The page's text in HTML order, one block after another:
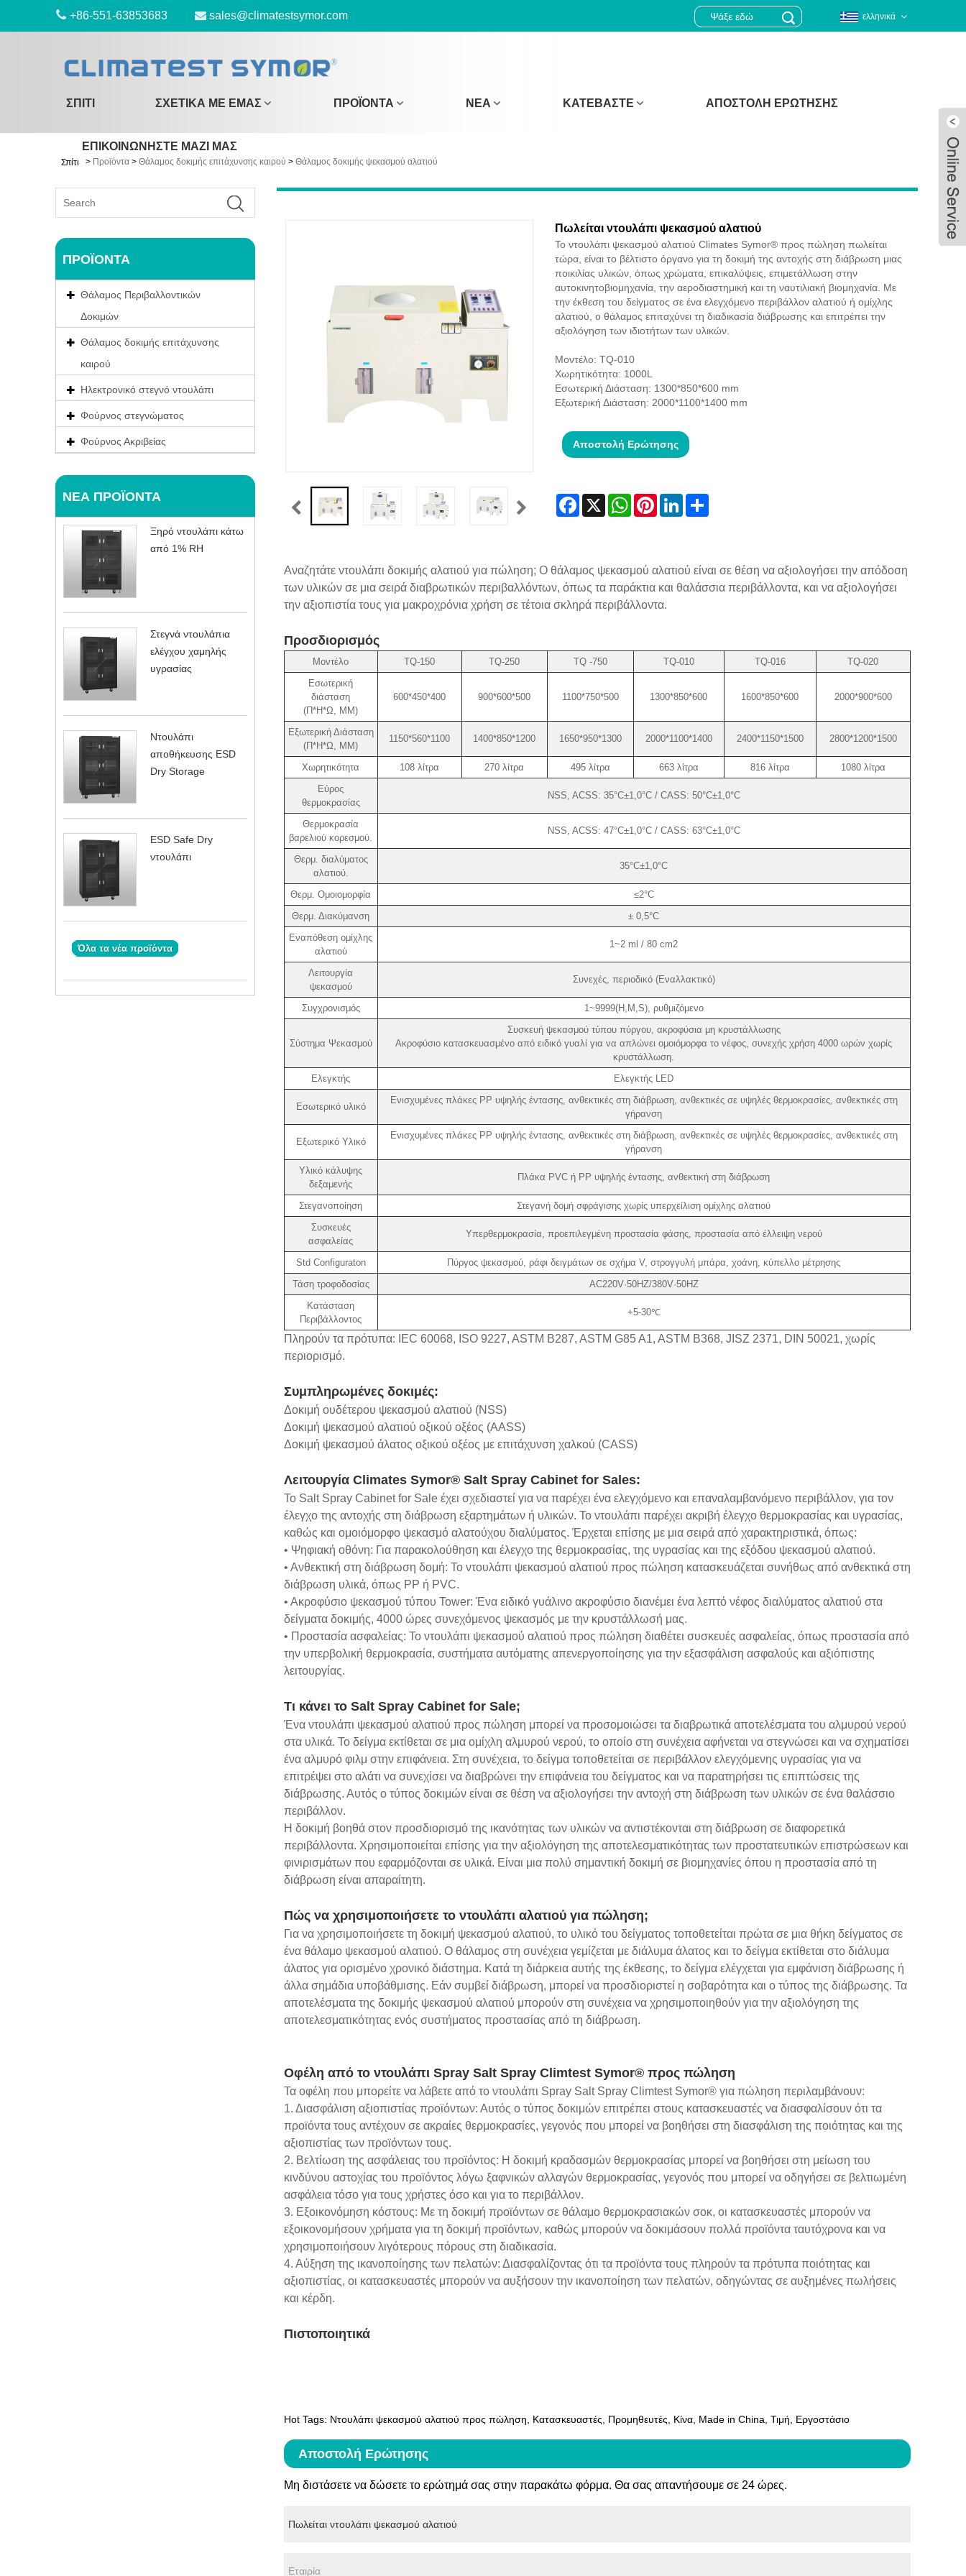
+86-551-63853683 sales@climatestsymor.com ελληνικά
ΣΠΊΤΙ ΣΧΕΤΙΚΆ ΜΕ ΕΜΆΣ ΠΡΟΪΌΝΤΑ ΝΈΑ ΚΑΤΕΒΆΣΤΕ ΑΠΟΣΤΟΛΉ ΕΡΏΤΗΣΗΣ
ΕΠΙΚΟΙΝΩΝΉΣΤΕ ΜΑΖΊ ΜΑΣ
Σπίτι > Προϊόντα > Θάλαμος δοκιμής επιτάχυνσης καιρού > Θάλαμος δοκιμής ψεκασμού αλατιού
ΠΡΟΪΌΝΤΑ
Θάλαμος Περιβαλλοντικών
Δοκιμών
Θάλαμος δοκιμής επιτάχυνσης
καιρού
Ηλεκτρονικό στεγνό ντουλάπι
Φούρνος στεγνώματος
Φούρνος Ακριβείας
ΝΈΑ ΠΡΟΪΌΝΤΑ
Ξηρό ντουλάπι κάτω
από 1% RH
Στεγνά ντουλάπια
ελέγχου χαμηλής
υγρασίας
Ντουλάπι
αποθήκευσης ESD
Dry Storage
ESD Safe Dry
ντουλάπι
Όλα τα νέα προϊόντα
Πωλείται ντουλάπι ψεκασμού αλατιού
Το ντουλάπι ψεκασμού αλατιού Climates Symor® προς πώληση πωλείται
τώρα, είναι το βέλτιστο όργανο για τη δοκιμή της αντοχής στη διάβρωση μιας
ποικιλίας υλικών, όπως χρώματα, επικαλύψεις, επιμετάλλωση στην
αυτοκινητοβιομηχανία, την αεροδιαστημική και τη ναυτιλιακή βιομηχανία. Με
την έκθεση του δείγματος σε ένα ελεγχόμενο περιβάλλον αλατιού ή ομίχλης
αλατιού, ο θάλαμος επιταχύνει τη διαδικασία διάβρωσης και επιτρέπει την
αξιολόγηση των ιδιοτήτων των υλικών.
Μοντέλο: TQ-010
Χωρητικότητα: 1000L
Εσωτερική Διάσταση: 1300*850*600 mm
Εξωτερική Διάσταση: 2000*1100*1400 mm
Αποστολή Ερώτησης
Facebook
X WhatsAppPinterestLinkedInShare
Αναζητάτε ντουλάπι δοκιμής αλατιού για πώληση; Ο θάλαμος ψεκασμού αλατιού είναι σε θέση να αξιολογήσει την απόδοση
των υλικών σε μια σειρά διαβρωτικών περιβαλλόντων, όπως τα παράκτια και θαλάσσια περιβάλλοντα, και να αξιολογήσει
την αξιοπιστία τους για μακροχρόνια χρήση σε τέτοια σκληρά περιβάλλοντα.
Προσδιορισμός
Μοντέλο TQ-150 TQ-250 TQ -750 TQ-010 TQ-016
TQ-020
Εσωτερική
διάσταση
(Π*Η*Ω, ΜΜ)
600*450*400 900*600*500 1100*750*500 1300*850*600 1600*850*600 2000*900*600
Εξωτερική Διάσταση
(Π*Η*Ω, ΜΜ)
1150*560*1100 1400*850*1200 1650*950*1300 2000*1100*1400 2400*1150*1500 2800*1200*1500
Χωρητικότητα 108 λίτρα 270 λίτρα 495 λίτρα 663 λίτρα 816 λίτρα
1080 λίτρα
Εύρος
θερμοκρασίας
NSS, ACSS: 35°C±1,0°C / CASS: 50°C±1,0°C
Θερμοκρασία
βαρελιού κορεσμού.
NSS, ACSS: 47°C±1,0°C / CASS: 63°C±1,0°C
Θερμ. διαλύματος
αλατιού.
35°C±1,0°C
Θερμ. Ομοιομορφία
≤2°C
Θερμ. Διακύμανση
± 0,5°C
Εναπόθεση ομίχλης
αλατιού
1~2 ml / 80 cm2
Λειτουργία
ψεκασμού
Συνεχές, περιοδικό (Εναλλακτικό)
Συγχρονισμός 1~9999(H,M,S), ρυθμιζόμενο
Σύστημα Ψεκασμού
Συσκευή ψεκασμού τύπου πύργου, ακροφύσια μη κρυστάλλωσης
Ακροφύσιο κατασκευασμένο από ειδικό γυαλί για να απλώνει ομοιόμορφα το νέφος, συνεχής χρήση 4000 ωρών χωρίς
κρυστάλλωση.
Ελεγκτής
Ελεγκτής LED
Εσωτερικό υλικό
Ενισχυμένες πλάκες PP υψηλής έντασης, ανθεκτικές στη διάβρωση, ανθεκτικές σε υψηλές θερμοκρασίες, ανθεκτικές στη
γήρανση
Εξωτερικό Υλικό
Ενισχυμένες πλάκες PP υψηλής έντασης, ανθεκτικές στη διάβρωση, ανθεκτικές σε υψηλές θερμοκρασίες, ανθεκτικές στη
γήρανση
Υλικό κάλυψης
δεξαμενής
Πλάκα PVC ή PP υψηλής έντασης, ανθεκτική στη διάβρωση
Στεγανοποίηση
Στεγανή δομή σφράγισης χωρίς υπερχείλιση ομίχλης αλατιού
Συσκευές
ασφαλείας
Υπερθερμοκρασία, προεπιλεγμένη προστασία φάσης, προστασία από έλλειψη νερού
Std Configuraton
Πύργος ψεκασμού, ράφι δειγμάτων σε σχήμα V, στρογγυλή μπάρα, χοάνη, κύπελλο μέτρησης
Τάση τροφοδοσίας
AC220V·50HZ/380V·50HZ
Κατάσταση
Περιβάλλοντος
+5-30℃
Πληρούν τα πρότυπα: IEC 60068, ISO 9227, ASTM B287, ASTM G85 A1, ASTM B368, JISZ 2371, DIN 50021, χωρίς
περιορισμό.
Συμπληρωμένες δοκιμές:
Δοκιμή ουδέτερου ψεκασμού αλατιού (NSS)
Δοκιμή ψεκασμού αλατιού οξικού οξέος (AASS)
Δοκιμή ψεκασμού άλατος οξικού οξέος με επιτάχυνση χαλκού (CASS)
Λειτουργία Climates Symor® Salt Spray Cabinet for Sales:
Το Salt Spray Cabinet for Sale έχει σχεδιαστεί για να παρέχει ένα ελεγχόμενο και επαναλαμβανόμενο περιβάλλον, για τον
έλεγχο της αντοχής στη διάβρωση εξαρτημάτων ή υλικών. Το ντουλάπι παρέχει ακριβή έλεγχο θερμοκρασίας και υγρασίας,
καθώς και ομοιόμορφο ψεκασμό αλατούχου διαλύματος. Έρχεται επίσης με μια σειρά από χαρακτηριστικά, όπως:
• Ψηφιακή οθόνη: Για παρακολούθηση και έλεγχο της θερμοκρασίας, της υγρασίας και της εξόδου ψεκασμού αλατιού.
• Ανθεκτική στη διάβρωση δομή: Το ντουλάπι ψεκασμού αλατιού προς πώληση κατασκευάζεται συνήθως από ανθεκτικά στη
διάβρωση υλικά, όπως PP ή PVC.
• Ακροφύσιο ψεκασμού τύπου Tower: Ένα ειδικό γυάλινο ακροφύσιο διανέμει ένα λεπτό νέφος διαλύματος αλατιού στα
δείγματα δοκιμής, 4000 ώρες συνεχόμενος ψεκασμός με την κρυστάλλωσή μας.
• Προστασία ασφαλείας: Το ντουλάπι ψεκασμού αλατιού προς πώληση διαθέτει συσκευές ασφαλείας, όπως προστασία από
την υπερβολική θερμοκρασία, συστήματα αυτόματης απενεργοποίησης για την εξασφάλιση ασφαλούς και αξιόπιστης
λειτουργίας.
Τι κάνει το Salt Spray Cabinet for Sale;
Ένα ντουλάπι ψεκασμού αλατιού προς πώληση μπορεί να προσομοιώσει τα διαβρωτικά αποτελέσματα του αλμυρού νερού
στα υλικά. Το δείγμα εκτίθεται σε μια ομίχλη αλμυρού νερού, το οποίο στη συνέχεια αφήνεται να στεγνώσει και να σχηματίσει
ένα αλμυρό φιλμ στην επιφάνεια. Στη συνέχεια, το δείγμα τοποθετείται σε περιβάλλον ελεγχόμενης υγρασίας για να
επιτρέψει στο αλάτι να συνεχίσει να διαβρώνει την επιφάνεια του δείγματος και να παρατηρήσει τις επιπτώσεις της
διάβρωσης. Αυτός ο τύπος δοκιμών είναι σε θέση να αξιολογήσει την αντοχή στη διάβρωση των υλικών σε ένα θαλάσσιο
περιβάλλον.
Η δοκιμή βοηθά στον προσδιορισμό της ικανότητας των υλικών να αντιστέκονται στη διάβρωση σε διαφορετικά
περιβάλλοντα. Χρησιμοποιείται επίσης για την αξιολόγηση της αποτελεσματικότητας των προστατευτικών επιστρώσεων και
φινιρισμάτων που εφαρμόζονται σε υλικά. Είναι μια πολύ σημαντική δοκιμή σε βιομηχανίες όπου η προστασία από τη
διάβρωση είναι απαραίτητη.
Πώς να χρησιμοποιήσετε το ντουλάπι αλατιού για πώληση;
Για να χρησιμοποιήσετε τη δοκιμή ψεκασμού αλατιού, το υλικό του δείγματος τοποθετείται πρώτα σε μια θήκη δείγματος σε
ένα θάλαμο ψεκασμού αλατιού. Ο θάλαμος στη συνέχεια γεμίζεται με διάλυμα άλατος και το δείγμα εκτίθεται στο διάλυμα
άλατος για ορισμένο χρονικό διάστημα. Κατά τη διάρκεια αυτής της έκθεσης, το δείγμα ελέγχεται για εμφάνιση διάβρωσης ή
άλλα σημάδια υποβάθμισης. Εάν συμβεί διάβρωση, μπορεί να προσδιοριστεί η σοβαρότητα και ο τύπος της διάβρωσης. Τα
αποτελέσματα της δοκιμής ψεκασμού αλατιού μπορούν στη συνέχεια να χρησιμοποιηθούν για την αξιολόγηση της
αποτελεσματικότητας ενός συστήματος προστασίας από τη διάβρωση.
Οφέλη από το ντουλάπι Spray Salt Spray Climtest Symor® προς πώληση
Τα οφέλη που μπορείτε να λάβετε από το ντουλάπι Spray Salt Spray Climtest Symor® για πώληση περιλαμβάνουν:
1. Διασφάλιση αξιοπιστίας προϊόντων: Αυτός ο τύπος δοκιμών επιτρέπει στους κατασκευαστές να διασφαλίσουν ότι τα
προϊόντα τους αντέχουν σε ακραίες θερμοκρασίες, γεγονός που μπορεί να βοηθήσει στη διασφάλιση της ποιότητας και της
αξιοπιστίας των προϊόντων τους.
2. Βελτίωση της ασφάλειας του προϊόντος: Η δοκιμή κραδασμών θερμοκρασίας μπορεί να βοηθήσει στη μείωση του
κινδύνου αστοχίας του προϊόντος λόγω ξαφνικών αλλαγών θερμοκρασίας, γεγονός που μπορεί να οδηγήσει σε βελτιωμένη
ασφάλεια τόσο για τους χρήστες όσο και για το περιβάλλον.
3. Εξοικονόμηση κόστους: Με τη δοκιμή προϊόντων σε θάλαμο θερμοκρασιακών σοκ, οι κατασκευαστές μπορούν να
εξοικονομήσουν χρήματα για τη δοκιμή προϊόντων, καθώς μπορούν να δοκιμάσουν πολλά προϊόντα ταυτόχρονα και να
χρησιμοποιήσουν λιγότερους πόρους στη διαδικασία.
4. Αύξηση της ικανοποίησης των πελατών: Διασφαλίζοντας ότι τα προϊόντα τους πληρούν τα πρότυπα ποιότητας και
αξιοπιστίας, οι κατασκευαστές μπορούν να αυξήσουν την ικανοποίηση των πελατών, οδηγώντας σε αυξημένες πωλήσεις
και κέρδη.
Πιστοποιητικά
Hot Tags: Ντουλάπι ψεκασμού αλατιού προς πώληση, Κατασκευαστές, Προμηθευτές, Κίνα, Made in China, Τιμή, Εργοστάσιο
Αποστολή Ερώτησης
Μη διστάσετε να δώσετε το ερώτημά σας στην παρακάτω φόρμα. Θα σας απαντήσουμε σε 24 ώρες.